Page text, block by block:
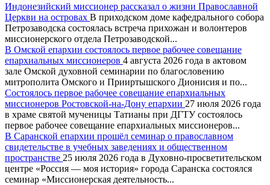
Индонезийский миссионер рассказал о жизни Православной
Церкви на островах В приходском доме кафедрального собора
Петрозаводска состоялась встреча прихожан и волонтеров
миссионерского отдела Петрозаводской...
В Омской епархии состоялось первое рабочее совещание
епархиальных миссионеров 4 августа 2026 года в актовом
зале Омской духовной семинарии по благословению
митрополита Омского и Прииртышского Дионисия и по...
Состоялось первое рабочее совещание епархиальных
миссионеров Ростовской-на-Дону епархии 27 июля 2026 года
в храме святой мученицы Татианы при ДГТУ состоялось
первое рабочее совещание епархиальных миссионеров...
В Саранской епархии прошёл семинар о православном
свидетельстве в учебных заведениях и общественном
пространстве 25 июля 2026 года в Духовно-просветительском
центре «Россия — моя история» города Саранска состоялся
семинар «Миссионерская деятельность...